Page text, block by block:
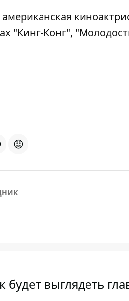
"Кинг-Конг",
😡
выглядеть